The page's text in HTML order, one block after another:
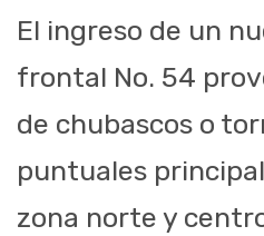
El ingreso de un
frontal No. 54
de chubascos o
puntuales
zona norte y